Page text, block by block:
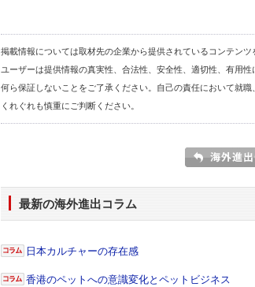
掲載情報については取材先の企業から提供されているコンテンツ
ユーザーは提供情報の真実性、合法性、安全性、適切性、有用
何ら保証しないことをご了承ください。自己の責任において就
くれぐれも慎重にご判断ください。
最新の海外進出コラム
日本カルチャーの存在感
香港のペットへの意識変化とペットビジネス